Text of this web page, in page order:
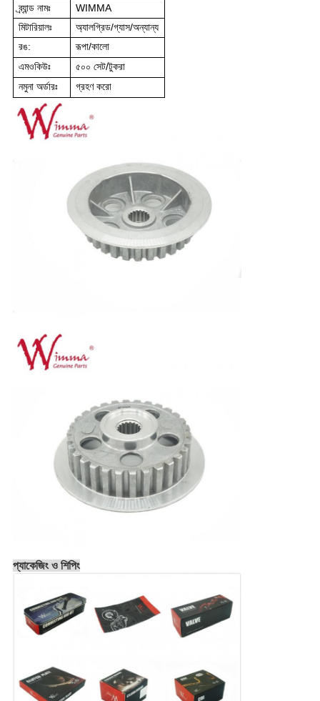
ব্র্যান্ড নামঃ
WIMMA
মিটারিয়ালঃ
অ্যালগ্রিড/গ্যাস/অন্যান্য
রঙ:
রূপা/কালো
এমওকিউঃ
৫০০ সেট/টুকরা
নমুনা অর্ডারঃ
গ্রহণ করো
প্যাকেজিং ও শিপিং